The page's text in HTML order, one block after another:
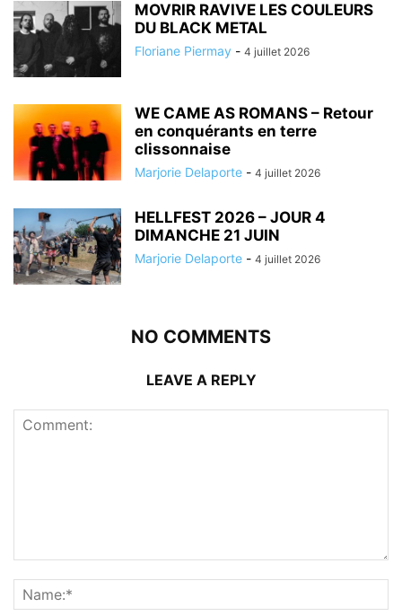
MOVRIR RAVIVE LES COULEURS
DU BLACK METAL
Floriane Piermay - 4 juillet 2026
WE CAME AS ROMANS – Retour
en conquérants en terre
clissonnaise
Marjorie Delaporte - 4 juillet 2026
HELLFEST 2026 – JOUR 4
DIMANCHE 21 JUIN
Marjorie Delaporte - 4 juillet 2026
NO COMMENTS
LEAVE A REPLY